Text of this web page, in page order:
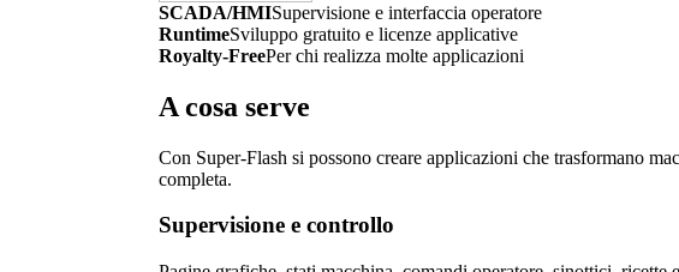
SCADA/HMISupervisione e interfaccia operatore
RuntimeSviluppo gratuito e licenze applicative
Royalty-FreePer chi realizza molte applicazioni
A cosa serve
Con Super-Flash si possono creare applicazioni che trasformano
completa.
Supervisione e controllo